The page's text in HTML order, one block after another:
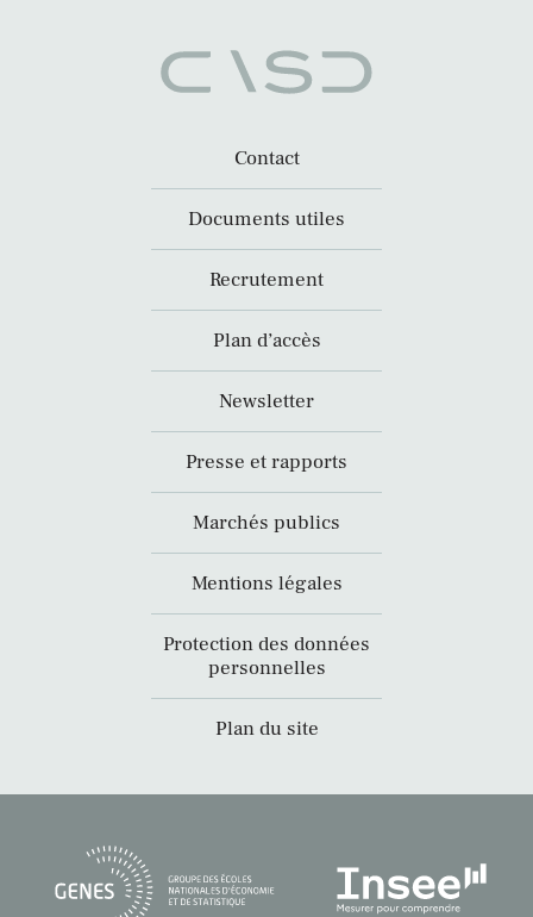
Contact
Documents utiles
Recrutement
Plan d’accès
Newsletter
Presse et rapports
Marchés publics
Mentions légales
Protection des données
personnelles
Plan du site